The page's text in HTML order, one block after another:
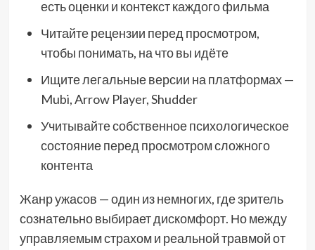
есть оценки и контекст каждого фильма
Читайте рецензии перед просмотром,
чтобы понимать, на что вы идёте
Ищите легальные версии на платформах —
Mubi, Arrow Player, Shudder
Учитывайте собственное психологическое
состояние перед просмотром сложного
контента
Жанр ужасов — один из немногих, где зритель
сознательно выбирает дискомфорт. Но между
управляемым страхом и реальной травмой от